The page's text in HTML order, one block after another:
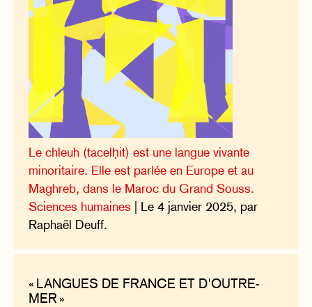
Le chleuh (tacelḥit) est une langue vivante
minoritaire. Elle est parlée en Europe et au
Maghreb, dans le Maroc du Grand Souss.
Sciences humaines | Le 4 janvier 2025, par
Raphaël Deuff.
« LANGUES DE FRANCE ET D'OUTRE-
MER »